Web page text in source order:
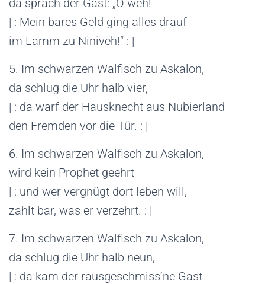
da sprach der Gast: „O weh!
| : Mein bares Geld ging alles drauf
im Lamm zu Niniveh!“ : |
5. Im schwarzen Walfisch zu Askalon,
da schlug die Uhr halb vier,
| : da warf der Hausknecht aus Nubierland
den Fremden vor die Tür. : |
6. Im schwarzen Walfisch zu Askalon,
wird kein Prophet geehrt
| : und wer vergnügt dort leben will,
zahlt bar, was er verzehrt. : |
7. Im schwarzen Walfisch zu Askalon,
da schlug die Uhr halb neun,
| : da kam der rausgeschmiss’ne Gast